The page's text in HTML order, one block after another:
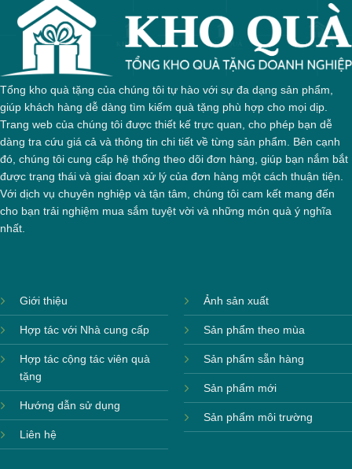
Tổng kho quà tặng của chúng tôi tự hào với sự đa dạng sản phẩm,
giúp khách hàng dễ dàng tìm kiếm quà tặng phù hợp cho mọi dịp.
Trang web của chúng tôi được thiết kế trực quan, cho phép bạn dễ
dàng tra cứu giá cả và thông tin chi tiết về từng sản phẩm. Bên cạnh
đó, chúng tôi cung cấp hệ thống theo dõi đơn hàng, giúp bạn nắm bắt
được trạng thái và giai đoạn xử lý của đơn hàng một cách thuận tiện.
Với dịch vụ chuyên nghiệp và tận tâm, chúng tôi cam kết mang đến
cho bạn trải nghiệm mua sắm tuyệt vời và những món quà ý nghĩa
nhất.
Giới thiệu
Hợp tác với Nhà cung cấp
Hợp tác cộng tác viên quà
tặng
Hướng dẫn sử dụng
Liên hệ
Ảnh sản xuất
Sản phẩm theo mùa
Sản phẩm sẵn hàng
Sản phẩm mới
Sản phẩm môi trường